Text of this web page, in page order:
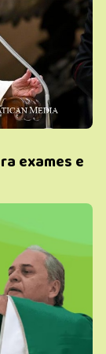
exames e